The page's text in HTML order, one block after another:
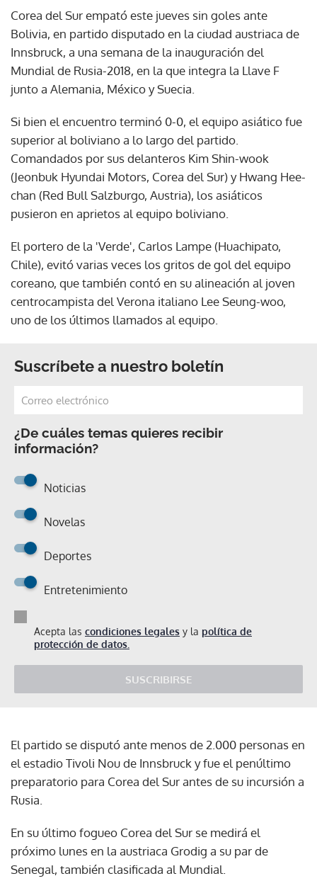
Corea del Sur empató este jueves sin goles ante
Bolivia, en partido disputado en la ciudad austriaca de
Innsbruck, a una semana de la inauguración del
Mundial de Rusia-2018, en la que integra la Llave F
junto a Alemania, México y Suecia.
Si bien el encuentro terminó 0-0, el equipo asiático fue
superior al boliviano a lo largo del partido.
Comandados por sus delanteros Kim Shin-wook
(Jeonbuk Hyundai Motors, Corea del Sur) y Hwang Hee-
chan (Red Bull Salzburgo, Austria), los asiáticos
pusieron en aprietos al equipo boliviano.
El portero de la 'Verde', Carlos Lampe (Huachipato,
Chile), evitó varias veces los gritos de gol del equipo
coreano, que también contó en su alineación al joven
centrocampista del Verona italiano Lee Seung-woo,
uno de los últimos llamados al equipo.
Suscríbete a nuestro boletín
¿De cuáles temas quieres recibir
información?
Noticias
Novelas
Deportes
Entretenimiento
Acepta las condiciones legales y la política de
protección de datos.
SUSCRIBIRSE
El partido se disputó ante menos de 2.000 personas en
el estadio Tivoli Nou de Innsbruck y fue el penúltimo
preparatorio para Corea del Sur antes de su incursión a
Rusia.
En su último fogueo Corea del Sur se medirá el
próximo lunes en la austriaca Grodig a su par de
Senegal, también clasificada al Mundial.